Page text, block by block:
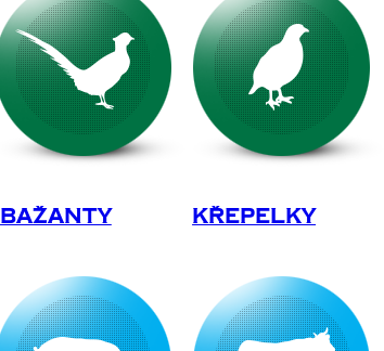
Bažanty Křepelky